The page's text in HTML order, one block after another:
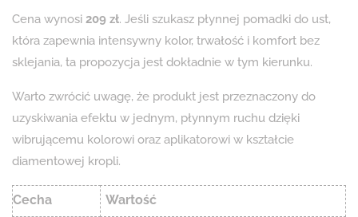
Cena wynosi 209 zł. Jeśli szukasz płynnej pomadki do ust,
która zapewnia intensywny kolor, trwałość i komfort bez
sklejania, ta propozycja jest dokładnie w tym kierunku.
Warto zwrócić uwagę, że produkt jest przeznaczony do
uzyskiwania efektu w jednym, płynnym ruchu dzięki
wibrującemu kolorowi oraz aplikatorowi w kształcie
diamentowej kropli.
Cecha Wartość